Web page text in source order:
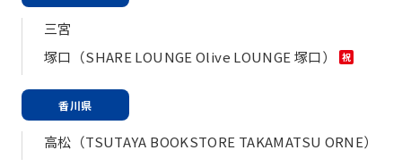
三宮
塚口（SHARE LOUNGE Olive LOUNGE 塚口）
祝
香川県
高松（TSUTAYA BOOKSTORE TAKAMATSU ORNE）